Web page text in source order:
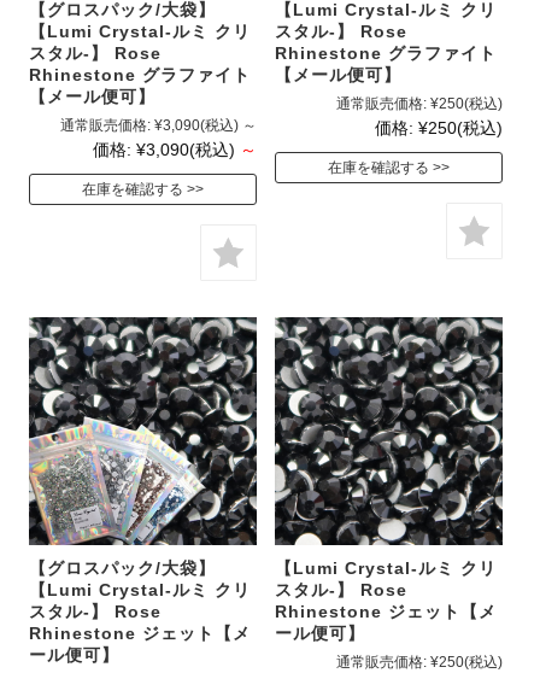
【グロスパック/大袋】
【Lumi Crystal-ルミ クリ
スタル-】 Rose
Rhinestone グラファイト
【メール便可】
通常販売価格: ¥3,090(税込) ～
価格: ¥3,090(税込) ～
在庫を確認する
【Lumi Crystal-ルミ クリ
スタル-】 Rose
Rhinestone グラファイト
【メール便可】
通常販売価格: ¥250(税込)
価格: ¥250(税込)
在庫を確認する
【グロスパック/大袋】
【Lumi Crystal-ルミ クリ
スタル-】 Rose
Rhinestone ジェット【メ
ール便可】
【Lumi Crystal-ルミ クリ
スタル-】 Rose
Rhinestone ジェット【メ
ール便可】
通常販売価格: ¥250(税込)